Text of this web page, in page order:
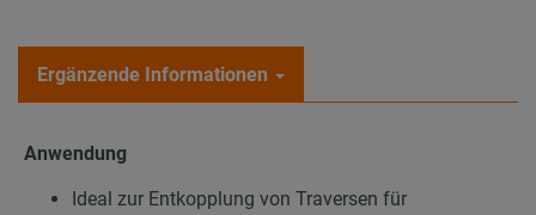
Ergänzende Informationen
Anwendung
Ideal zur Entkopplung von Traversen für